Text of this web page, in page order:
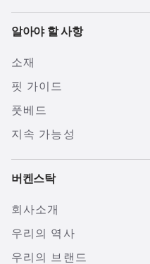
알아야 할 사항
소재
핏 가이드
풋베드
지속 가능성
버켄스탁
회사소개
우리의 역사
우리의 브랜드